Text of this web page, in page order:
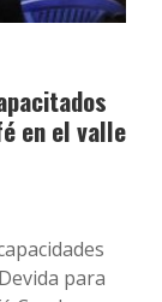
en el valle
para